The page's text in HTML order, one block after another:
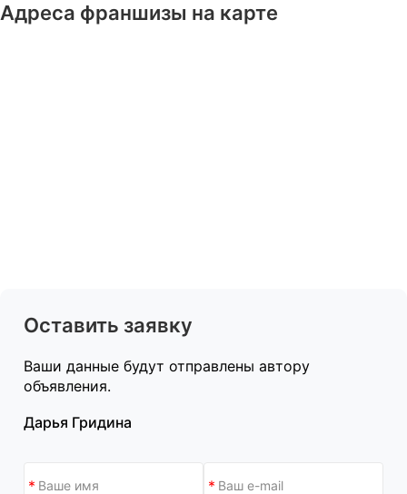
Адреса франшизы на карте
Оставить заявку
Ваши данные будут отправлены автору
объявления.
Дарья Гридина